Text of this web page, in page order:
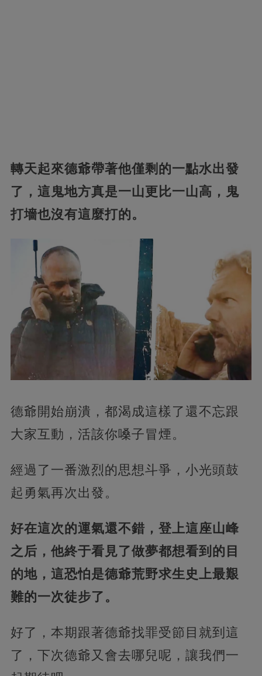
轉天起來德爺帶著他僅剩的一點水出發
了，這鬼地方真是一山更比一山高，鬼
打墻也沒有這麼打的。
德爺開始崩潰，都渴成這樣了還不忘跟
大家互動，活該你嗓子冒煙。
經過了一番激烈的思想斗爭，小光頭鼓
起勇氣再次出發。
好在這次的運氣還不錯，登上這座山峰
之后，他終于看見了做夢都想看到的目
的地，這恐怕是德爺荒野求生史上最艱
難的一次徒步了。
好了，本期跟著德爺找罪受節目就到這
了，下次德爺又會去哪兒呢，讓我們一